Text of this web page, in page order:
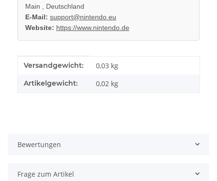
Main , Deutschland
E-Mail: support@nintendo.eu
Website: https://www.nintendo.de
Produkteigenschaft
Wert
Versandgewicht: 0,03 kg
Artikelgewicht: 0,02 kg
Bewertungen
Frage zum Artikel